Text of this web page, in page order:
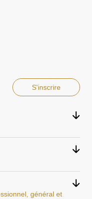
S'inscrire
général et